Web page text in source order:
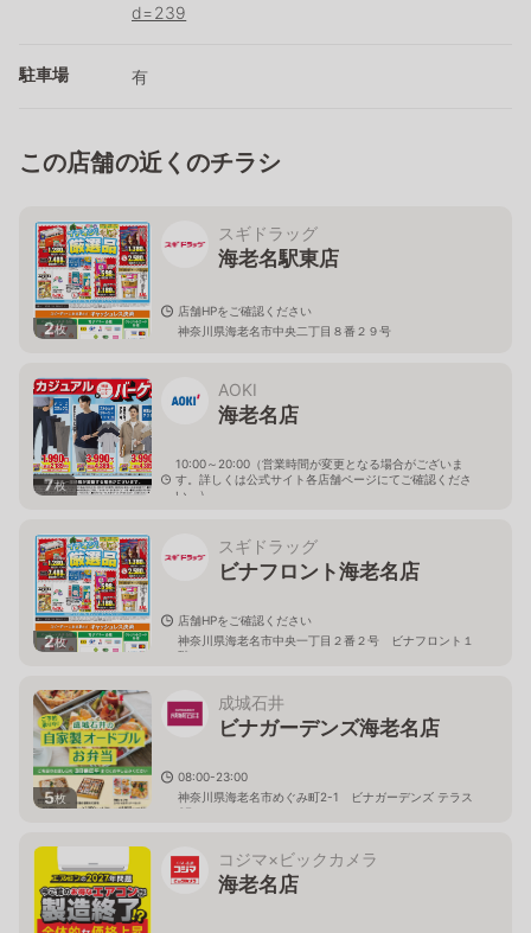
d=239
駐車場 有
この店舗の近くのチラシ
2枚
スギドラッグ
海老名駅東店
店舗HPをご確認ください
神奈川県海老名市中央二丁目８番２９号
7枚
AOKI
海老名店
10:00～20:00（営業時間が変更となる場合がございま
す。詳しくは公式サイト各店舗ページにてご確認くださ
い。）
2枚
スギドラッグ
ビナフロント海老名店
店舗HPをご確認ください
神奈川県海老名市中央一丁目２番２号 ビナフロント１
階
5枚
成城石井
ビナガーデンズ海老名店
08:00-23:00
神奈川県海老名市めぐみ町2-1 ビナガーデンズ テラス
3F
コジマ×ビックカメラ
海老名店